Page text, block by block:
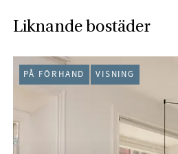
Liknande bostäder
PÅ FÖRHAND VISNING